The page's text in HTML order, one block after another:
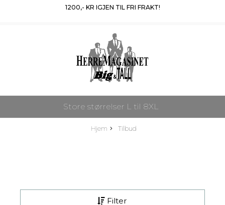
1200,- KR IGJEN TIL FRI FRAKT!
Store størrelser L til 8XL
Hjem Tilbud
Filter